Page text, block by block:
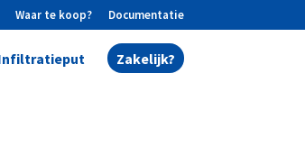
Waar te koop? Documentatie
Zakelijk?